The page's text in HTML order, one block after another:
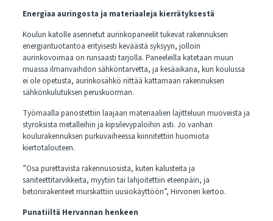
Energiaa auringosta ja materiaaleja kierrätyksestä
Koulun katolle asennetut aurinkopaneelit tukevat rakennuksen
energiantuotantoa erityisesti keväästä syksyyn, jolloin
aurinkovoimaa on runsaasti tarjolla. Paneeleilla katetaan muun
muassa ilmanvaihdon sähköntarvetta, ja kesäaikana, kun koulussa
ei ole opetusta, aurinkosähkö riittää kattamaan rakennuksen
sähkönkulutuksen peruskuorman.
Työmaalla panostettiin laajaan materiaalien lajitteluun muoveista ja
styroksista metalleihin ja kipsilevypaloihin asti. Jo vanhan
koulurakennuksen purkuvaiheessa kiinnitettiin huomiota
kiertotalouteen.
”Osa purettavista rakennusosista, kuten kalusteita ja
saniteettitarvikkeita, myytiin tai lahjoitettiin eteenpäin, ja
betonirakenteet murskattiin uusiokäyttöön”, Hirvonen kertoo.
Punatiiltä Hervannan henkeen